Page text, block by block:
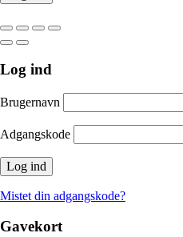
Log ind
Brugernavn
Adgangskode
Mistet din adgangskode?
Gavekort